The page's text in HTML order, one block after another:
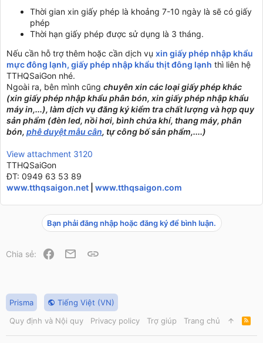
Thời gian xin giấy phép là khoảng 7-10 ngày là sẽ có giấy
phép
Thời hạn giấy phép được sử dụng là 3 tháng.
Nếu cần hỗ trợ thêm hoặc cần dịch vụ xin giấy phép nhập khẩu
mực đông lạnh, giấy phép nhập khẩu thịt đông lạnh thì liên hệ
TTHQSaiGon nhé.
Ngoài ra, bên mình cũng chuyên xin các loại giấy phép khác
(xin giấy phép nhập khẩu phân bón, xin giấy phép nhập khẩu
máy in,...), làm dịch vụ đăng ký kiểm tra chất lượng và hợp quy
sản phẩm (đèn led, nồi hơi, bình chứa khí, thang máy, phân
bón, phê duyệt mẫu cân, tự công bố sản phẩm,....)
View attachment 3120
TTHQSaiGon
ĐT: 0949 63 53 89
www.tthqsaigon.net
www.tthqsaigon.com
Bạn phải đăng nhập hoặc đăng ký để bình luận.
Chia sẻ: Facebook
Email
Prisma
Tiếng Việt (VN)
Quy định và Nội quy
Privacy policy Trợ giúp Trang chủ
R
S
S